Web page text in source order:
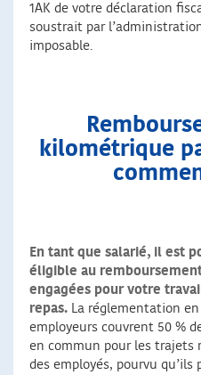
1AK de votre déclaration
soustrait par
imposable.
kilométrique
En tant que salarié, il est
éligible au
engagées pour votre
repas. La réglementation
employeurs couvrent 50 %
en commun pour les trajets
des employés, pourvu